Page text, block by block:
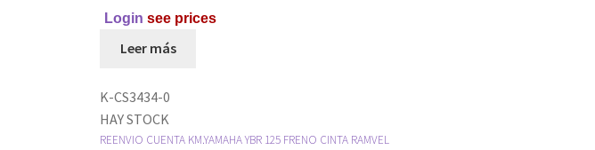
Login see prices
Leer más
K-CS3434-0
HAY STOCK
REENVIO CUENTA KM.YAMAHA YBR 125 FRENO CINTA RAMVEL